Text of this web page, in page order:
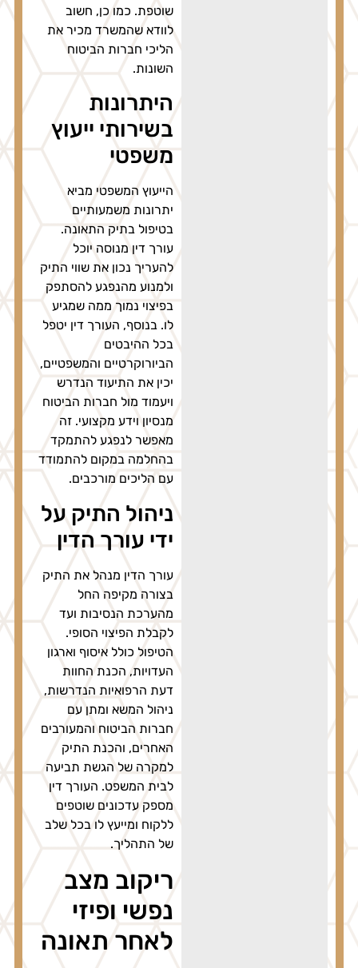
שוטפת. כמו כן, חשוב
לוודא שהמשרד מכיר את
הליכי חברות הביטוח
השונות.
היתרונות
בשירותי ייעוץ
משפטי
הייעוץ המשפטי מביא
יתרונות משמעותיים
בטיפול בתיק התאונה.
עורך דין מנוסה יוכל
להעריך נכון את שווי התיק
ולמנוע מהנפגע להסתפק
בפיצוי נמוך ממה שמגיע
לו. בנוסף, העורך דין יטפל
בכל ההיבטים
הביורוקרטיים והמשפטיים,
יכין את התיעוד הנדרש
ויעמוד מול חברות הביטוח
מנסיון וידע מקצועי. זה
מאפשר לנפגע להתמקד
בהחלמה במקום להתמודד
עם הליכים מורכבים.
ניהול התיק על
ידי עורך הדין
עורך הדין מנהל את התיק
בצורה מקיפה החל
מהערכת הנסיבות ועד
לקבלת הפיצוי הסופי.
הטיפול כולל איסוף וארגון
העדויות, הכנת החוות
דעת הרפואיות הנדרשות,
ניהול המשא ומתן עם
חברות הביטוח והמעורבים
האחרים, והכנת התיק
למקרה של הגשת תביעה
לבית המשפט. העורך דין
מספק עדכונים שוטפים
ללקוח ומייעץ לו בכל שלב
של התהליך.
ריקוב מצב
נפשי ופיזי
לאחר תאונה